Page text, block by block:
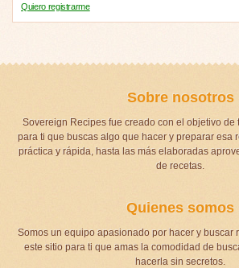
Quiero registrarme
Sobre nosotros
Sovereign Recipes fue creado con el objetivo de
para ti que buscas algo que hacer y preparar esa
práctica y rápida, hasta las más elaboradas
de recetas.
Quienes somos
Somos un equipo apasionado por hacer y buscar
este sitio para ti que amas la comodidad de
hacerla sin secretos.